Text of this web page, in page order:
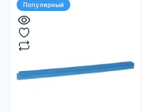
Популярный